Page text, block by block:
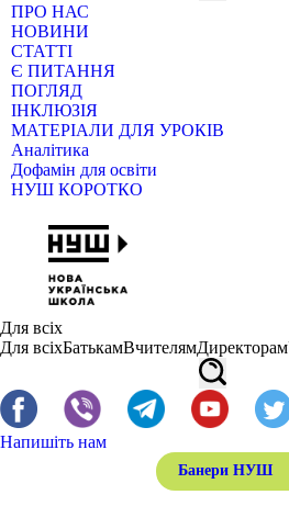
ПРО НАС
НОВИНИ
СТАТТІ
Є ПИТАННЯ
ПОГЛЯД
ІНКЛЮЗІЯ
МАТЕРІАЛИ ДЛЯ УРОКІВ
Аналітика
Дофамін для освіти
НУШ КОРОТКО
Для всіх
Для всіхБатькамВчителямДиректорам
Напишіть нам
Банери НУШ